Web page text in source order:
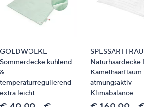
STANDARD 100 by OEKO-
GOLDWOLKE
Sommerdecke kühlend
&
temperaturregulierend
extra leicht
Naturhaardecke
Kamelhaarflaum
atmungsaktiv
Klimabalance